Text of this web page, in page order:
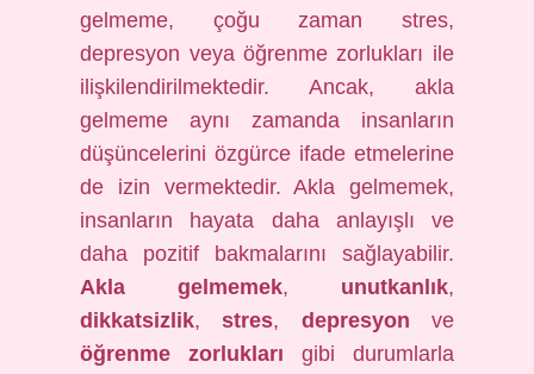
gelmeme, çoğu zaman stres,
depresyon veya öğrenme zorlukları ile
ilişkilendirilmektedir. Ancak, akla
gelmeme aynı zamanda insanların
düşüncelerini özgürce ifade etmelerine
de izin vermektedir. Akla gelmemek,
insanların hayata daha anlayışlı ve
daha pozitif bakmalarını sağlayabilir.
Akla gelmemek, unutkanlık,
dikkatsizlik,stres, depresyon ve
öğrenme zorlukları gibi durumlarla